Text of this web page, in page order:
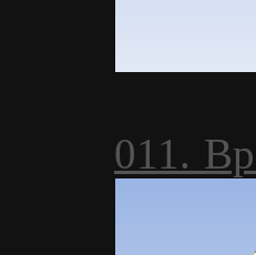
011.